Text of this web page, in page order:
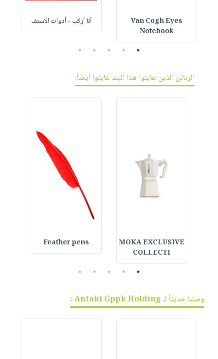
Van Cogh Eyes
Notebook
أنا أركب - أدوات الاستف
1
2
3
4
5
الزبائن الذين عاينوا هذا البند عاينوا أيضاً:
MOKA EXCLUSIVE
COLLECTI
Feather pens
1
2
3
4
5
وصلنا حديثاً لـ Antaki Gppk Holding :